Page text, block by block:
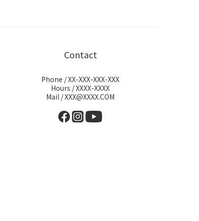
Contact
Phone / XX-XXX-XXX-XXX
Hours / XXXX-XXXX
Mail / XXX@XXXX.COM